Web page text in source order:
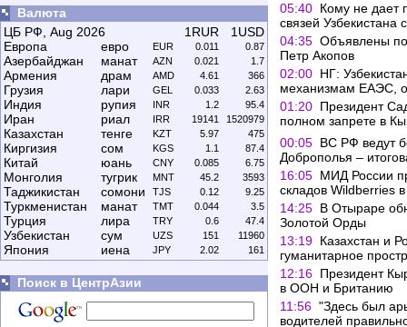
Валюта
ЦБ РФ , Aug 2026 1RUR
1USD
Европа
евро EUR 0.011 0.87
Азербайджан манат AZN 0.021 1.7
Армения драм AMD 4.61 366
Грузия лари GEL 0.033 2.63
Индия рупия INR 1.2 95.4
Иран риал IRR 19141 1520979
Казахстан тенге KZT 5.97 475
Киргизия сом KGS 1.1 87.4
Китай юань CNY 0.085 6.75
Монголия тугрик MNT 45.2 3593
Таджикистан сомони TJS 0.12 9.25
Туркменистан манат TMT 0.044 3.5
Турция лира TRY 0.6 47.4
Узбекистан сум UZS 151 11960
Япония иена JPY 2.02 161
Поиск в ЦентрАзии
05:40 Кому не дает
связей
04:35 Объявлены
Петр Акопов
02:00 НГ:
механизмам ЕАЭС,
01:20 Президент
полном запрете в
00:05 ВС РФ ведут
Доброполья –
16:05 МИД России
складов Wildberries
14:25 В Отыраре
Золотой Орды
13:19 Казахстан и
гуманитарное
12:16 Президент
в ООН и Британию
11:56 "Здесь был
водителей